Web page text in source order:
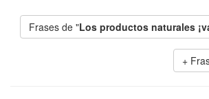
Frases de "Los productos naturales